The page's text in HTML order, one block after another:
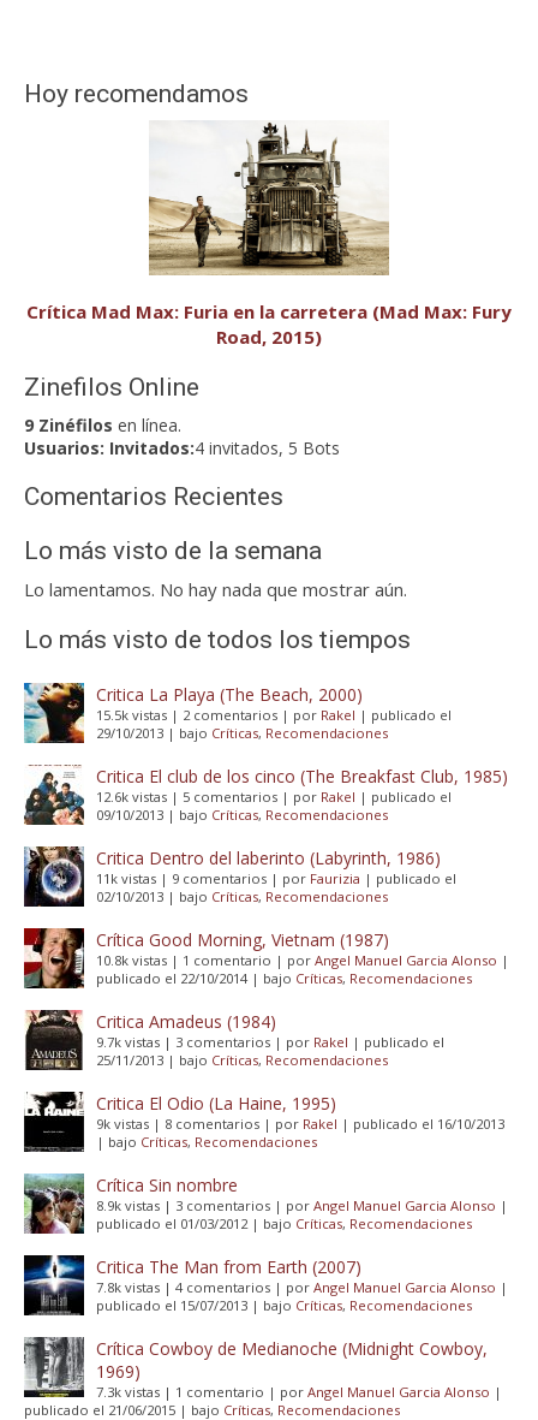
Hoy recomendamos
Crítica Mad Max: Furia en la carretera (Mad Max: Fury
Road, 2015)
Zinefilos Online
9 Zinéfilos en línea.
Usuarios: Invitados:4 invitados, 5 Bots
Comentarios Recientes
Lo más visto de la semana
Lo lamentamos. No hay nada que mostrar aún.
Lo más visto de todos los tiempos
Critica La Playa (The Beach, 2000)
15.5k vistas | 2 comentarios | por Rakel | publicado el
29/10/2013 | bajo Críticas, Recomendaciones
Critica El club de los cinco (The Breakfast Club, 1985)
12.6k vistas | 5 comentarios | por Rakel | publicado el
09/10/2013 | bajo Críticas, Recomendaciones
Critica Dentro del laberinto (Labyrinth, 1986)
11k vistas | 9 comentarios | por Faurizia | publicado el
02/10/2013 | bajo Críticas, Recomendaciones
Crítica Good Morning, Vietnam (1987)
10.8k vistas | 1 comentario | por Angel Manuel Garcia Alonso |
publicado el 22/10/2014| bajo Críticas, Recomendaciones
Critica Amadeus (1984)
9.7k vistas | 3 comentarios | por Rakel | publicado el
25/11/2013 | bajo Críticas, Recomendaciones
Critica El Odio (La Haine, 1995)
9k vistas | 8 comentarios | por Rakel | publicado el 16/10/2013
| bajo Críticas, Recomendaciones
Crítica Sin nombre
8.9k vistas | 3 comentarios | por Angel Manuel Garcia Alonso |
publicado el 01/03/2012 | bajo Críticas, Recomendaciones
Critica The Man from Earth (2007)
7.8k vistas | 4 comentarios | por Angel Manuel Garcia Alonso |
publicado el 15/07/2013 | bajo Críticas, Recomendaciones
Crítica Cowboy de Medianoche (Midnight Cowboy,
1969)
7.3k vistas | 1 comentario | por Angel Manuel Garcia Alonso |
publicado el 21/06/2015 | bajo Críticas, Recomendaciones